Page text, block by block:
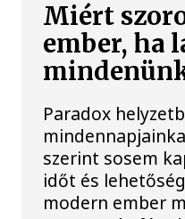
Miért
ember, ha
Paradox
szerint sosem
időt és
modern ember